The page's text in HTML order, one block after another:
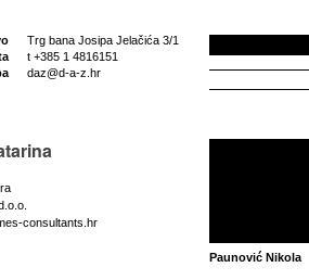
Trg bana Josipa Jelačića 3/1
t +385 1 4816151
daz@d-a-z.hr
consultants.hr
Paunović Nikola